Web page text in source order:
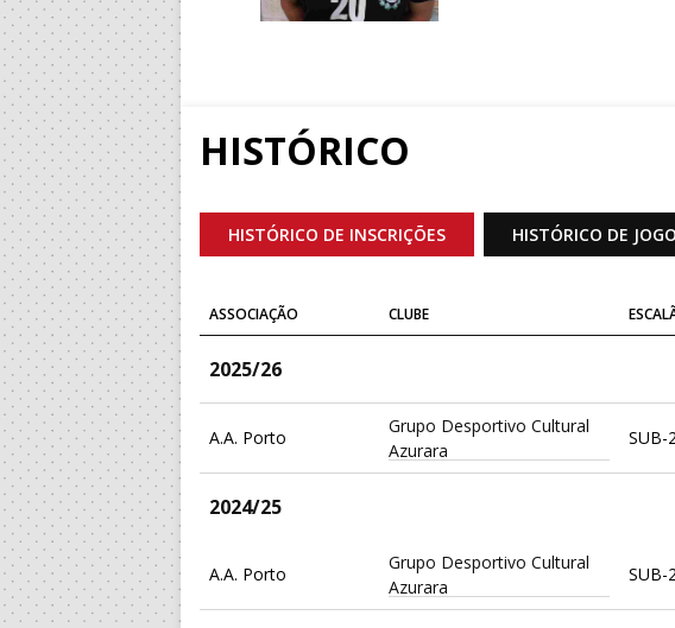
HISTÓRICO
HISTÓRICO DE INSCRIÇÕES HISTÓRICO DE
ASSOCIAÇÃO CLUBE
2025/26
A.A. Porto
Grupo Desportivo Cultural
Azurara
SUB-
2024/25
A.A. Porto
Grupo Desportivo Cultural
Azurara
SUB-